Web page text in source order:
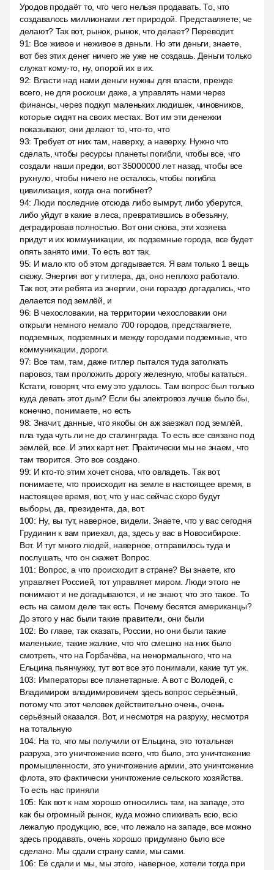
Уродов продаёт то, что чего нельзя продавать. То, что
создавалось миллионами лет природой. Представляете, че
делают? Так вот, рынок, рынок, что делает? Переводит.
91: Все живое и неживое в деньги. Но эти деньги, знаете,
вот без этих денег ничего же уже не создашь. Деньги только
служат кому-то, ну, опорой их в их.
92: Власти над нами деньги нужны для власти, прежде
всего, не для роскоши даже, а управлять нами через
финансы, через подкуп маленьких людишек, чиновников,
которые сидят на своих местах. Вот им эти денежки
показывают, они делают то, что-то, что
93: Требует от них там, наверху, а наверху. Нужно что
сделать, чтобы ресурсы планеты погибли, чтобы все, что
создали наши предки, вот 35000000 лет назад, чтобы все
рухнуло, чтобы ничего не осталось, чтобы погибла
цивилизация, когда она погибнет?
94: Люди последние отсюда либо вымрут, либо уберутся,
либо уйдут в какие в леса, превратившись в обезьяну,
деградировав полностью. Вот они снова, эти хозяева
придут и их коммуникации, их подземные города, все будет
опять занято ими. То есть вот так.
95: И мало кто об этом догадывается. Я вам только 1 вещь
скажу. Энергия вот у гитлера, да, оно неплохо работало.
Так вот, эти ребята из энергии, они гораздо догадались, что
делается под землёй, и
96: В чехословакии, на территории чехословакии они
открыли немного немало 700 городов, представляете,
подземных, подземных и между городами подземные, что
коммуникации, дороги.
97: Все там, там, даже гитлер пытался туда затолкать
паровоз, там проложить дорогу железную, чтобы кататься.
Кстати, говорят, что ему это удалось. Там вопрос был только
куда девать этот дым? Если бы электровоз лучше было бы,
конечно, понимаете, но есть
98: Значит, данные, что якобы он аж заезжал под землёй,
пла туда чуть ли не до сталинграда. То есть все связано под
землёй, все. И этих карт нет. Практически мы не знаем, что
там творится. Это все создано.
99: И кто-то этим хочет снова, что овладеть. Так вот,
понимаете, что происходит на земле в настоящее время, в
настоящее время, вот, что у нас сейчас скоро будут
выборы, да, президента, да, вот.
100: Ну, вы тут, наверное, видели. Знаете, что у вас сегодня
Грудинин к вам приехал, да, здесь у вас в Новосибирске.
Вот. И тут много людей, наверное, отправилось туда и
послушать, что он скажет. Вопрос.
101 : Вопрос, а что происходит в стране? Вы знаете, кто
управляет Россией, тот управляет миром. Люди этого не
понимают и не догадываются, и не знают, что это такое. То
есть на самом деле так есть. Почему бесятся американцы?
До этого у нас были такие правители, они были
102: Во главе, так сказать, России, но они были такие
маленькие, такие жалкие, что что смешно на них было
смотреть, что на Горбачёва, на ненормального, что на
Ельцина пьянчужку, тут вот все это понимали, какие тут уж.
103: Императоры все планетарные. А вот с Володей, с
Владимиром владимировичем здесь вопрос серьёзный,
потому что этот человек действительно очень, очень
серьёзный оказался. Вот, и несмотря на разруху, несмотря
на тотальную
104: На то, что мы получили от Ельцина, это тотальная
разруха, это уничтожение всего, что было, это уничтожение
промышленности, это уничтожение армии, это уничтожение
флота, это фактически уничтожение сельского хозяйства.
То есть нас приняли
105: Как вот к нам хорошо относились там, на западе, это
как бы огромный рынок, куда можно спихивать всю, всю
лежалую продукцию, все, что лежало на западе, все можно
здесь продавать, очень хорошо придумано было все
сделано. Мы сдали страну сами, мы сами.
106: Её сдали и мы, мы этого, наверное, хотели тогда при